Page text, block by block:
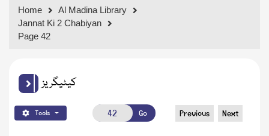
Home
Al Madina Library
Jannat Ki 2 Chabiyan
Page 42
کیٹیگریز
Tools Go Previous Next